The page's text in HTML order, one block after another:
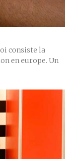
consiste la
en europe. Un